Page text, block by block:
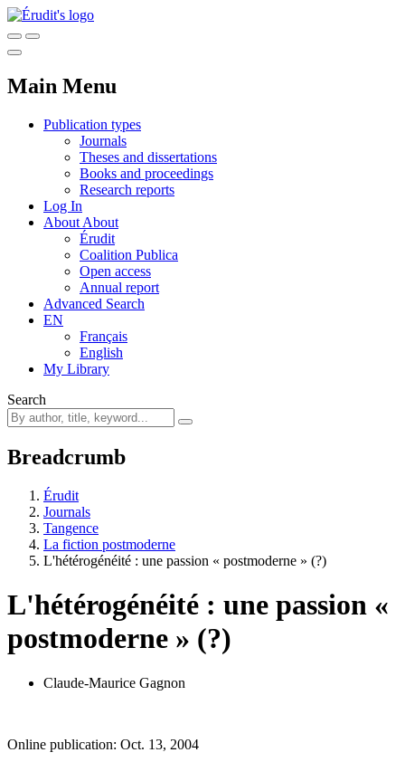
Main Menu
Publication types
Journals
Theses and dissertations
Books and proceedings
Research reports
Log In
About About
Érudit
Coalition Publica
Open access
Annual report
Advanced Search
EN
Français
English
My Library
Search
Breadcrumb
Érudit
Journals
Tangence
La fiction postmoderne
L'hétérogénéité : une passion « postmoderne » (?)
L'hétérogénéité : une passion «
postmoderne » (?)
Claude-Maurice Gagnon
Online publication: Oct. 13, 2004